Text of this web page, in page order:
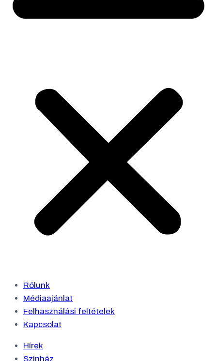
Rólunk
Médiaajánlat
Felhasználási feltételek
Kapcsolat
Hírek
Színház